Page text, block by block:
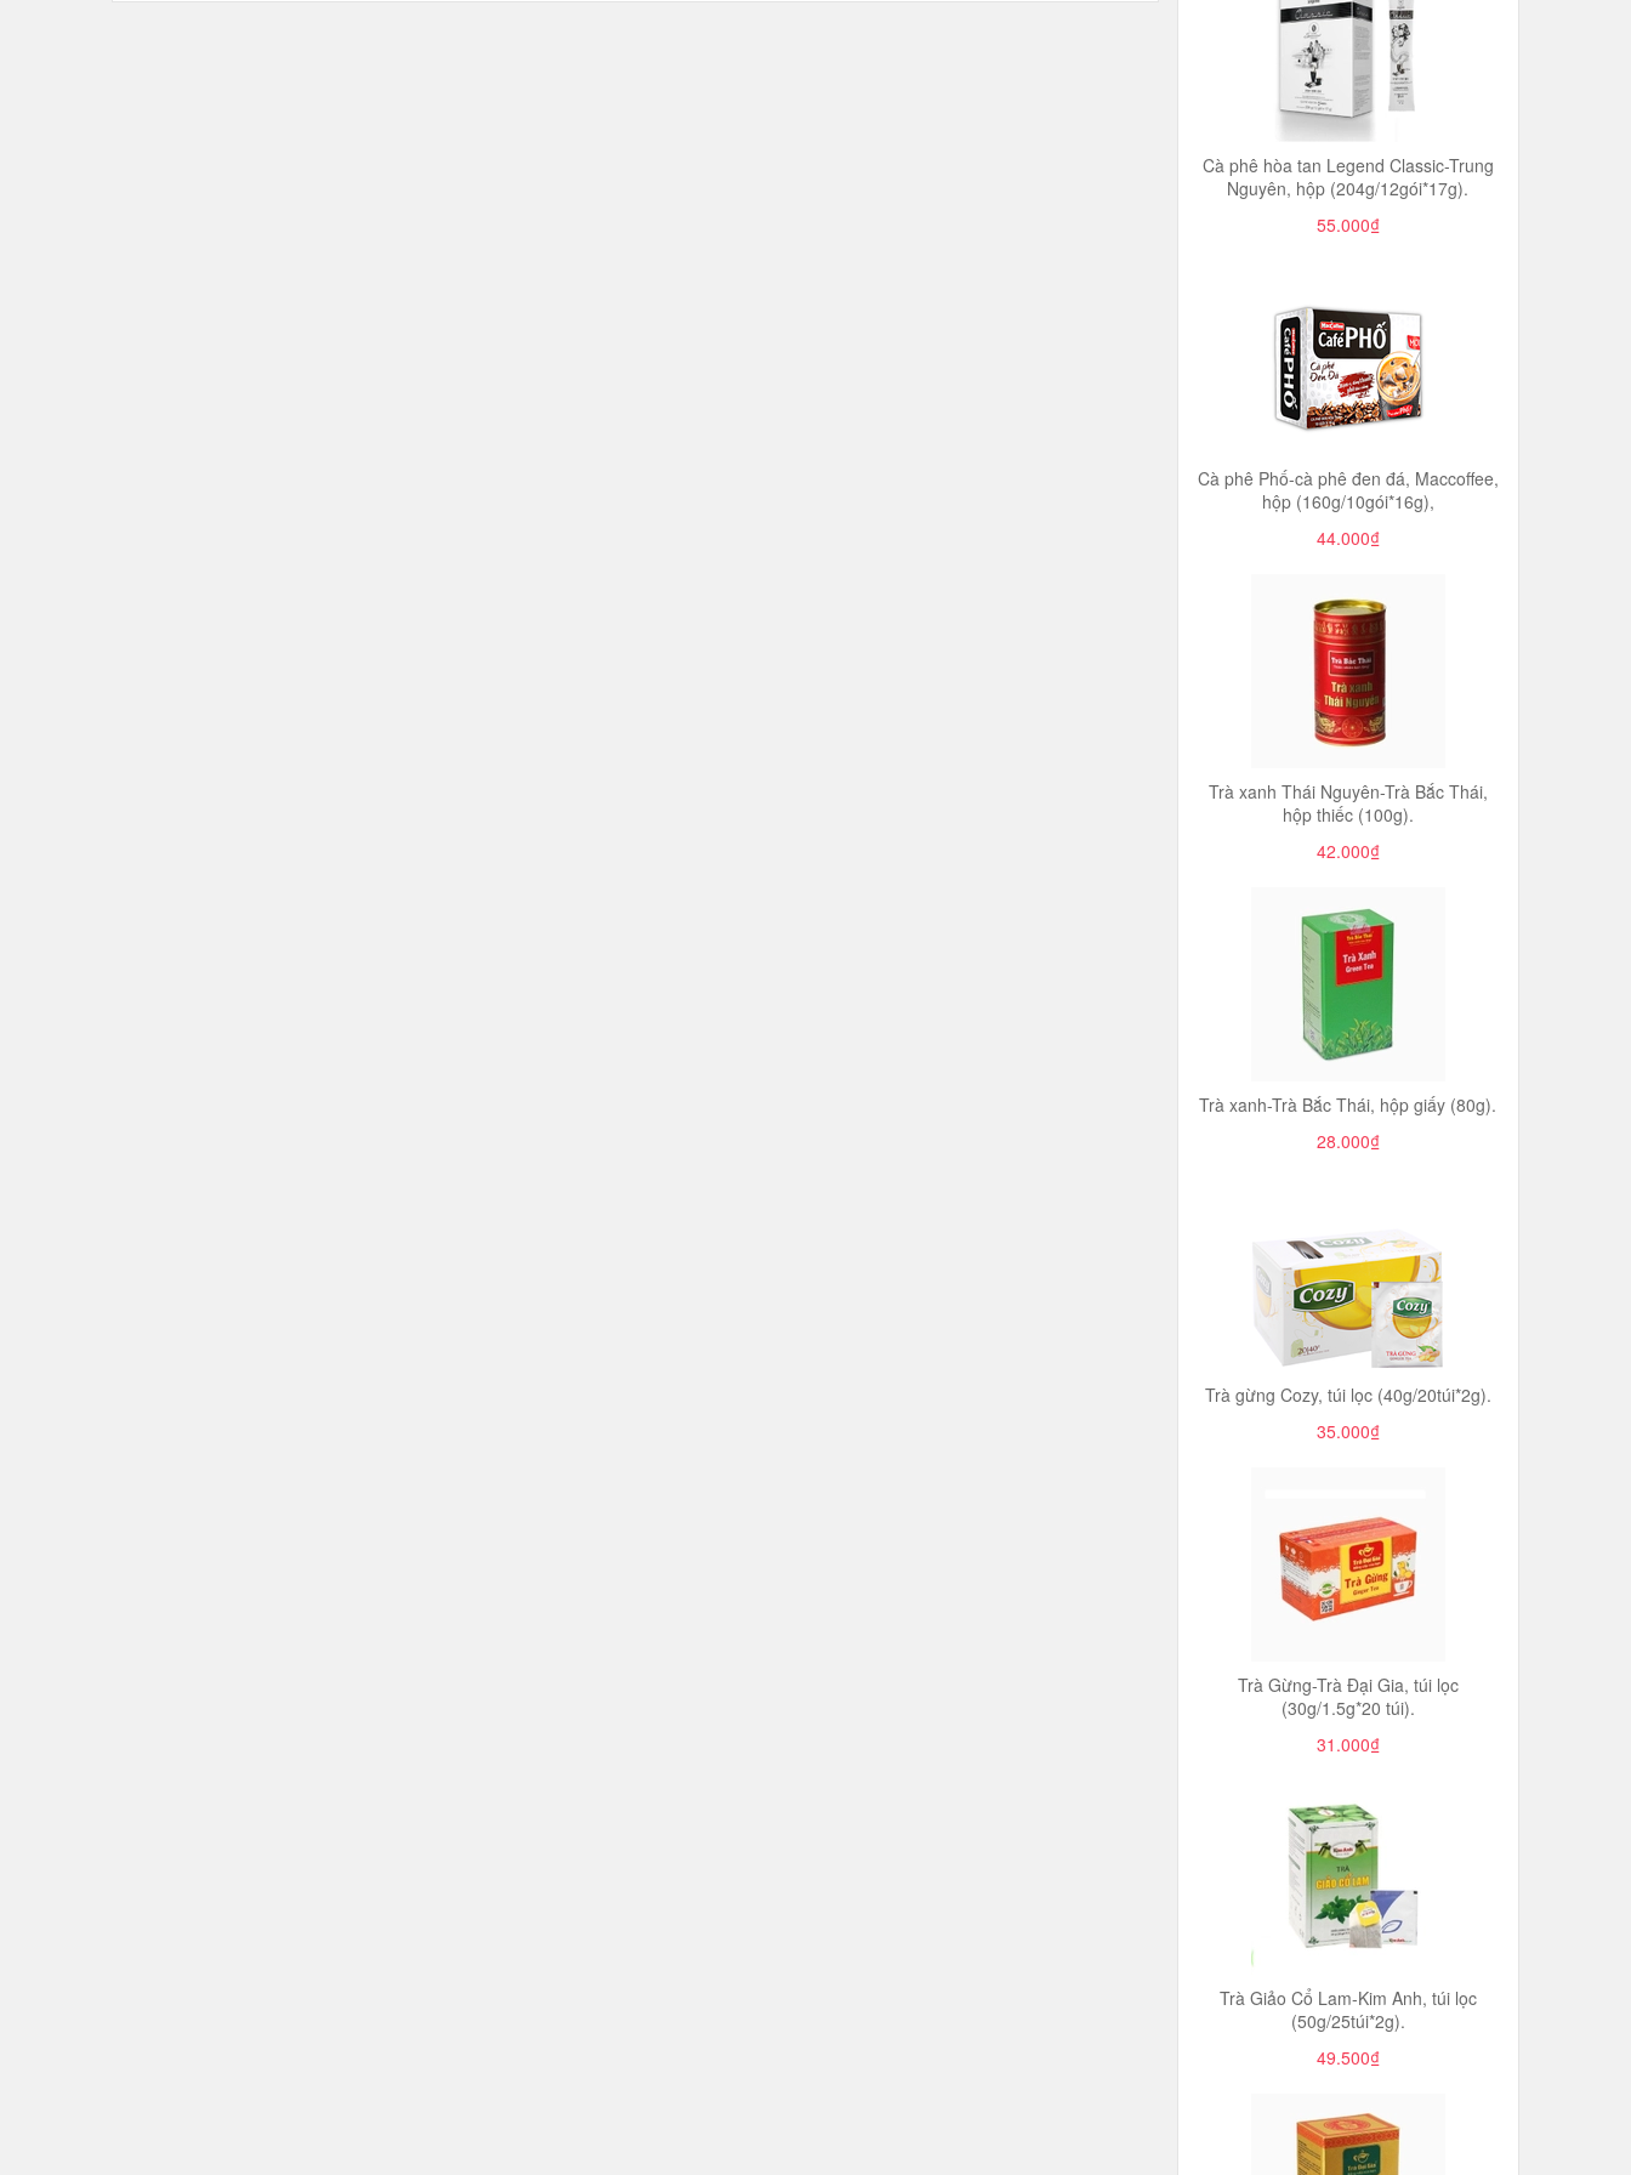
Cà phê hòa tan Legend Classic-Trung
Nguyên, hộp (204g/12gói*17g).
55.000₫
Cà phê Phố-cà phê đen đá, Maccoffee,
hộp (160g/10gói*16g),
44.000₫
Trà xanh Thái Nguyên-Trà Bắc Thái,
hộp thiếc (100g).
42.000₫
Trà xanh-Trà Bắc Thái, hộp giấy (80g).
28.000₫
Trà gừng Cozy, túi lọc (40g/20túi*2g).
35.000₫
Trà Gừng-Trà Đại Gia, túi lọc
(30g/1.5g*20 túi).
31.000₫
Trà Giảo Cổ Lam-Kim Anh, túi lọc
(50g/25túi*2g).
49.500₫